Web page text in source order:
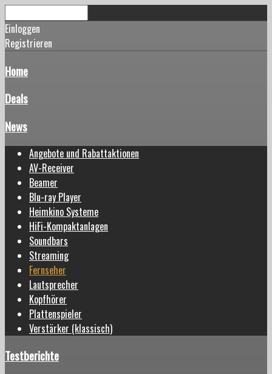
Einloggen
Registrieren
Home
Deals
News
Angebote und Rabattaktionen
AV-Receiver
Beamer
Blu-ray Player
Heimkino Systeme
HiFi-Kompaktanlagen
Soundbars
Streaming
Fernseher
Lautsprecher
Kopfhörer
Plattenspieler
Verstärker (klassisch)
Testberichte